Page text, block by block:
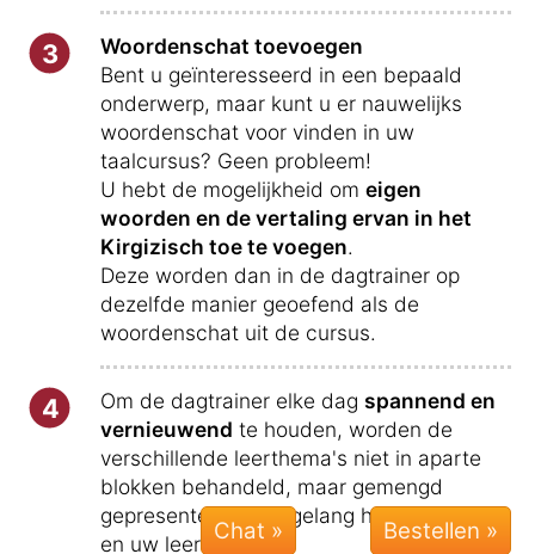
3
Woordenschat toevoegen
Bent u geïnteresseerd in een bepaald
onderwerp, maar kunt u er nauwelijks
woordenschat voor vinden in uw
taalcursus? Geen probleem!
U hebt de mogelijkheid om eigen
woorden en de vertaling ervan in het
Kirgizisch toe te voegen.
Deze worden dan in de dagtrainer op
dezelfde manier geoefend als de
woordenschat uit de cursus.
4 Om de dagtrainer elke dag spannend en
vernieuwend te houden, worden de
verschillende leerthema's niet in aparte
blokken behandeld, maar gemengd
gepresenteerd naargelang het onderwerp
en uw leerniveau.
Chat »